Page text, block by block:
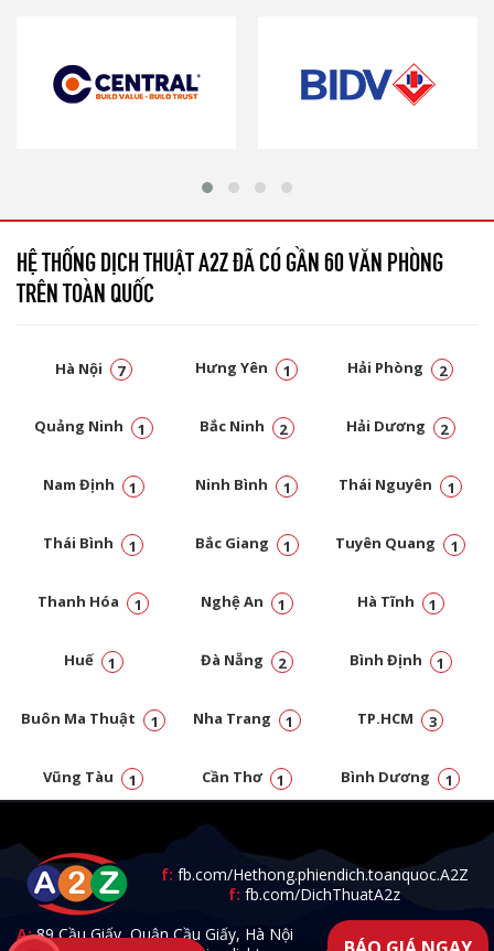
HỆ THỐNG DỊCH THUẬT A2Z ĐÃ CÓ GẦN 60 VĂN PHÒNG
TRÊN TOÀN QUỐC
Hà Nội 7 Hưng Yên 1 Hải Phòng 2
Quảng Ninh 1 Bắc Ninh 2 Hải Dương 2
Nam Định 1 Ninh Bình 1 Thái Nguyên 1
Thái Bình 1 Bắc Giang 1 Tuyên Quang 1
Thanh Hóa 1 Nghệ An 1 Hà Tĩnh 1
Huế 1 Đà Nẵng 2 Bình Định 1
Buôn Ma Thuật 1 Nha Trang 1 TP.HCM 3
Vũng Tàu 1 Cần Thơ 1 Bình Dương 1
f: fb.com/Hethong.phiendich.toanquoc.A2Z
f: fb.com/DichThuatA2z
A:89 Cầu Giấy, Quận Cầu Giấy, Hà Nội